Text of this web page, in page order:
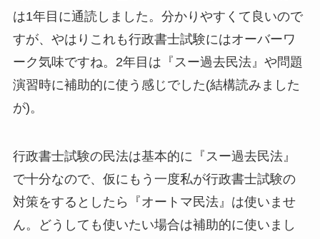
は1年目に通読しました。分かりやすくて良いので
すが、やはりこれも行政書士試験にはオーバーワ
ーク気味ですね。2年目は『スー過去民法』や問題
演習時に補助的に使う感じでした(結構読みました
が)。
行政書士試験の民法は基本的に『スー過去民法』
で十分なので、仮にもう一度私が行政書士試験の
対策をするとしたら『オートマ民法』は使いませ
ん。どうしても使いたい場合は補助的に使いまし